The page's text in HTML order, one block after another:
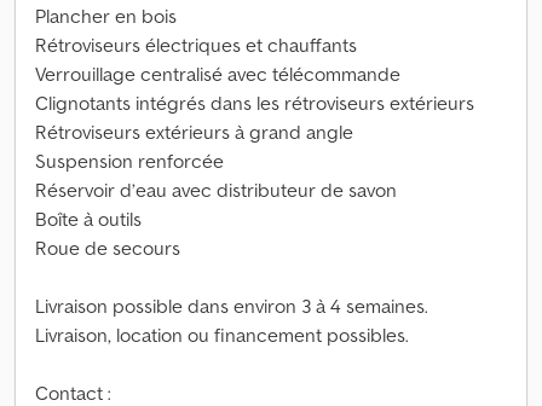
Plancher en bois
Rétroviseurs électriques et chauffants
Verrouillage centralisé avec télécommande
Clignotants intégrés dans les rétroviseurs extérieurs
Rétroviseurs extérieurs à grand angle
Suspension renforcée
Réservoir d’eau avec distributeur de savon
Boîte à outils
Roue de secours
Livraison possible dans environ 3 à 4 semaines.
Livraison, location ou financement possibles.
Contact :